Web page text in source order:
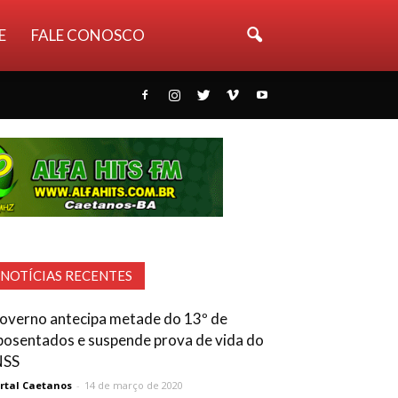
FALE CONOSCO
NOTÍCIAS RECENTES
antecipa metade do 13º de
e suspende prova de vida do
Caetanos - 14 de março de 2020